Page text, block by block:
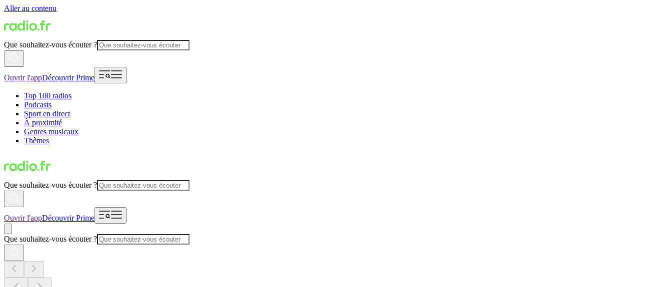
Aller au contenu
Que souhaitez-vous écouter ?
Ouvrir l'appDécouvrir Prime
Top 100 radios
Podcasts
Sport en direct
À proximité
Genres musicaux
Thèmes
Que souhaitez-vous écouter ?
Ouvrir l'appDécouvrir Prime
Que souhaitez-vous écouter ?